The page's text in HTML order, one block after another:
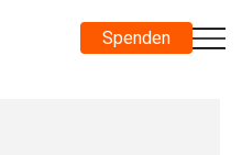
Spenden